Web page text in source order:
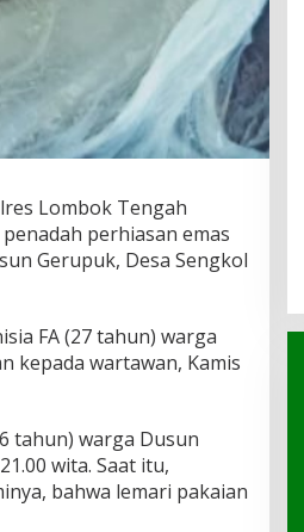
Lombok Tengah
perhiasan emas
Gerupuk, Desa Sengkol
FA (27 tahun) warga
kepada wartawan, Kamis
tahun) warga Dusun
wita. Saat itu,
bahwa lemari pakaian